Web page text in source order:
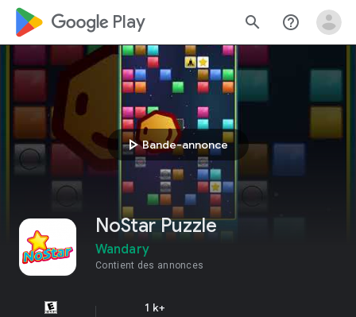
google_logo Play search help_outline
play_arrowBande-annonce
NoStar Puzzle
Wandary
Contient des annonces
1 k+